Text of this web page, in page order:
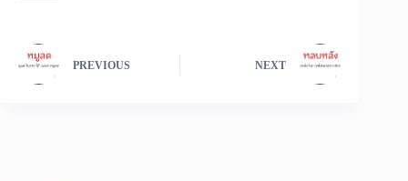
PREVIOUS NEXT